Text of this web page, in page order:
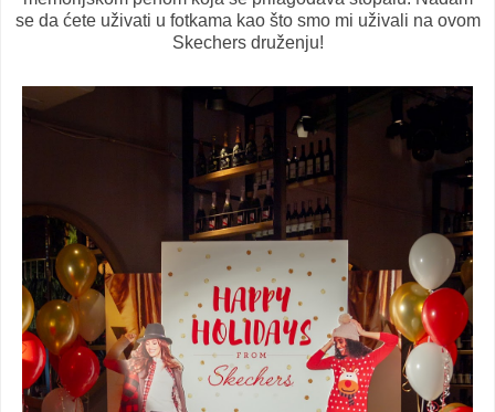
se da ćete uživati u fotkama kao što smo mi uživali na ovom
Skechers druženju!